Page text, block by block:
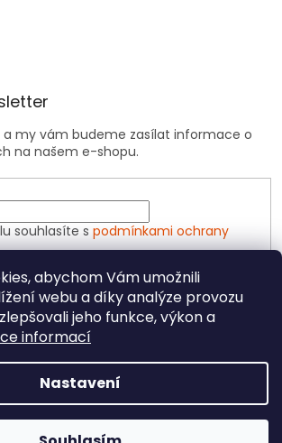
abychom Vám umožnili
webu a díky analýze provozu
jeho funkce, výkon a
informací
Nastavení
a my vám budeme zasílat informace o
na našem e-shopu.
souhlasíte s podmínkami ochrany
CeliakShop.cz. Všechna práva